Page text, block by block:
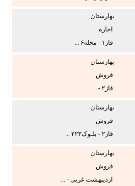
عکس‌دارها:
بهارستان
اجاره
فاز۱ - محله۶ ...
بهارستان
فروش
فاز۲ - ...
بهارستان
فروش
فاز۲ - بلـوک۲۲۳ ...
بهارستان
فروش
اردیبهشت غربی - ...